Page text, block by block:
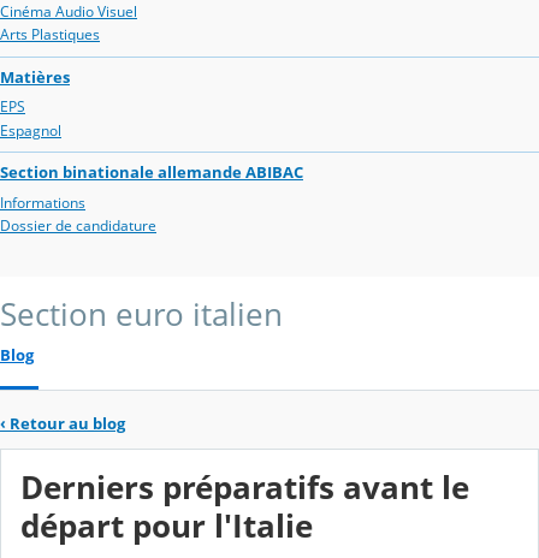
Cinéma Audio Visuel
Arts Plastiques
Matières
EPS
Espagnol
Section binationale allemande ABIBAC
Informations
Dossier de candidature
Section euro italien
Blog
‹ Retour au blog
Derniers préparatifs avant le
départ pour l'Italie